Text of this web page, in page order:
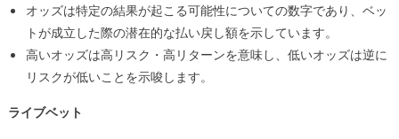
オッズは特定の結果が起こる可能性についての数字であり、ベッ
トが成立した際の潜在的な払い戻し額を示しています。
高いオッズは高リスク・高リターンを意味し、低いオッズは逆に
リスクが低いことを示唆します。
ライブベット